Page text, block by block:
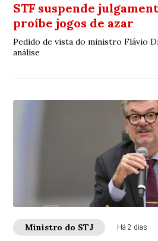
STF suspende
proíbe jogos de azar
Pedido de vista do ministro Flávio
análise
Ministro do STJ Há 2 dias